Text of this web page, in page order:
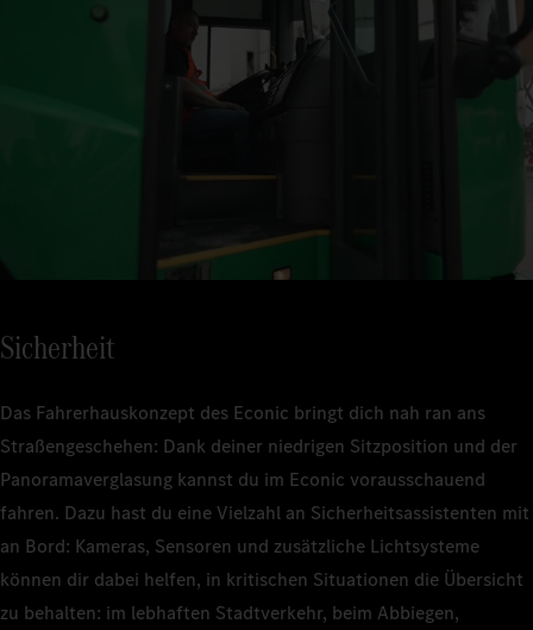
Sicherheit
Das Fahrerhauskonzept des Econic bringt dich nah ran ans
Straßengeschehen: Dank deiner niedrigen Sitzposition und der
Panoramaverglasung kannst du im Econic vorausschauend
fahren. Dazu hast du eine Vielzahl an Sicherheitsassistenten mit
an Bord: Kameras, Sensoren und zusätzliche Lichtsysteme
können dir dabei helfen, in kritischen Situationen die Übersicht
zu behalten: im lebhaften Stadtverkehr, beim Abbiegen,